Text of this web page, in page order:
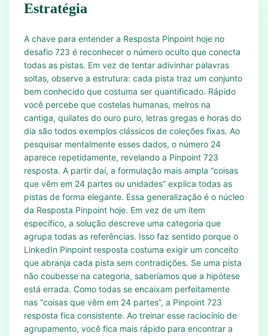
Estratégia
A chave para entender a Resposta Pinpoint hoje no
desafio 723 é reconhecer o número oculto que conecta
todas as pistas. Em vez de tentar adivinhar palavras
soltas, observe a estrutura: cada pista traz um conjunto
bem conhecido que costuma ser quantificado. Rápido
você percebe que costelas humanas, melros na
cantiga, quilates do ouro puro, letras gregas e horas do
dia são todos exemplos clássicos de coleções fixas. Ao
pesquisar mentalmente esses dados, o número 24
aparece repetidamente, revelando a Pinpoint 723
resposta. A partir daí, a formulação mais ampla “coisas
que vêm em 24 partes ou unidades” explica todas as
pistas de forma elegante. Essa generalização é o núcleo
da Resposta Pinpoint hoje. Em vez de um item
específico, a solução descreve uma categoria que
agrupa todas as referências. Isso faz sentido porque o
LinkedIn Pinpoint resposta costuma exigir um conceito
que abranja cada pista sem contradições. Se uma pista
não coubesse na categoria, saberíamos que a hipótese
está errada. Como todas se encaixam perfeitamente
nas “coisas que vêm em 24 partes”, a Pinpoint 723
resposta fica consistente. Ao treinar esse raciocínio de
agrupamento, você fica mais rápido para encontrar a